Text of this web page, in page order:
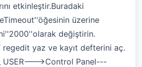
etkinleştir.Buradaki
üzerine
değiştirin.
regedit yaz ve kayıt defterini aç.
USER--->Control Panel---